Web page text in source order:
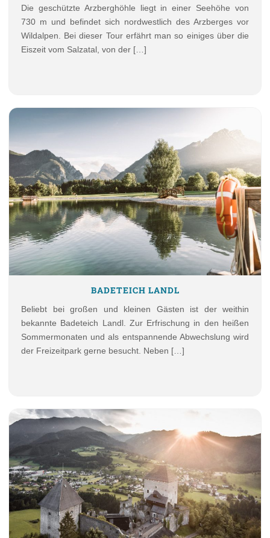
Die geschützte Arzberghöhle liegt in einer Seehöhe von
730 m und befindet sich nordwestlich des Arzberges vor
Wildalpen. Bei dieser Tour erfährt man so einiges über die
Eiszeit vom Salzatal, von der […]
BADETEICH LANDL
Beliebt bei großen und kleinen Gästen ist der weithin
bekannte Badeteich Landl. Zur Erfrischung in den heißen
Sommermonaten und als entspannende Abwechslung wird
der Freizeitpark gerne besucht. Neben […]